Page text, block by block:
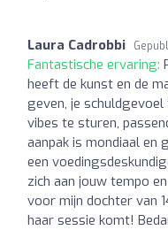
Laura Cadrobbi
Fantastische ervaring:
heeft de kunst en de
geven, je
vibes te sturen,
aanpak is mondiaal en
een
zich aan jouw tempo
voor mijn dochter van
haar sessie komt!